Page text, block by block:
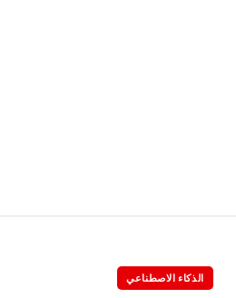
الذكاء الاصطناعي